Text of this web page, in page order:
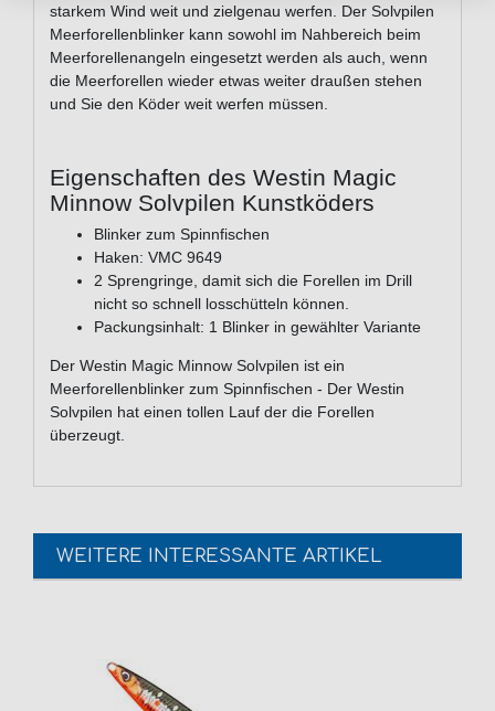
starkem Wind weit und zielgenau werfen. Der Solvpilen
Meerforellenblinker kann sowohl im Nahbereich beim
Meerforellenangeln eingesetzt werden als auch, wenn
die Meerforellen wieder etwas weiter draußen stehen
und Sie den Köder weit werfen müssen.
Eigenschaften des Westin Magic
Minnow Solvpilen Kunstköders
Blinker zum Spinnfischen
Haken: VMC 9649
2 Sprengringe, damit sich die Forellen im Drill
nicht so schnell losschütteln können.
Packungsinhalt: 1 Blinker in gewählter Variante
Der Westin Magic Minnow Solvpilen ist ein
Meerforellenblinker zum Spinnfischen - Der Westin
Solvpilen hat einen tollen Lauf der die Forellen
überzeugt.
WEITERE INTERESSANTE ARTIKEL